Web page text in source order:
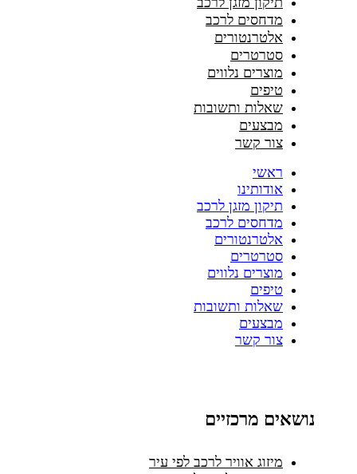
מדחסים לרכב
אלטרנטורים
סטרטרים
מוצרים נלווים
טיפים
שאלות ותשובות
מבצעים
צור קשר
ראשי
אודותינו
תיקון מזגן לרכב
מדחסים לרכב
אלטרנטורים
סטרטרים
מוצרים נלווים
טיפים
שאלות ותשובות
מבצעים
צור קשר
נושאים מרכזיים
מיזוג אוויר לרכב לפי עיר